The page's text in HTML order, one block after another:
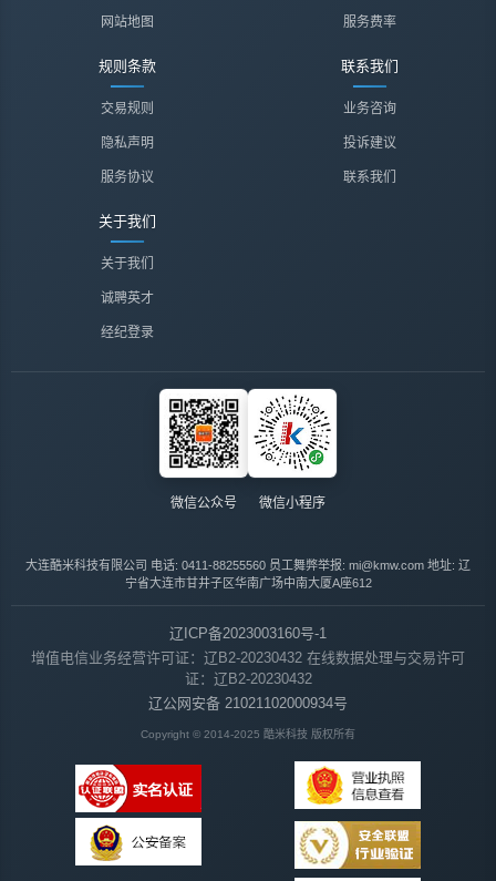
网站地图 服务费率
规则条款
交易规则
隐私声明
服务协议
联系我们
业务咨询
投诉建议
联系我们
关于我们
关于我们
诚聘英才
经纪登录
微信公众号 微信小程序
大连酷米科技有限公司 电话: 0411-88255560 员工舞弊举报: mi@kmw.com 地址: 辽
宁省大连市甘井子区华南广场中南大厦A座612
辽ICP备2023003160号-1
增值电信业务经营许可证：辽B2-20230432 在线数据处理与交易许可
证：辽B2-20230432
辽公网安备 21021102000934号
Copyright © 2014-2025 酷米科技 版权所有